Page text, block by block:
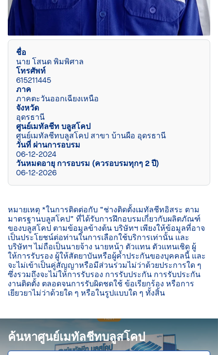
ชื่อ
นาย โสนด พิมพิศาล
โทรศัพท์
615211445
ภาค
ภาคตะวันออกเฉียงเหนือ
จังหวัด
อุดรธานี
ศูนย์เมทัลชีท บลูสโคป
ศูนย์เมทัลชีทบลูสโคป สาขา บ้านผือ อุดรธานี
วันที่ ผ่านการอบรม
06-12-2024
วันหมดอายุ การอบรม (ควรอบรมทุกๆ 2 ปี)
06-12-2026
หมายเหตุ *ในการติดต่อกับ “ช่างติดตั้งเมทัลชีทอิสระ ตาม
มาตรฐานบลูสโคป” ที่ได้รับการฝึกอบรมเกี่ยวกับผลิตภัณฑ์
ของบลูสโคป ตามข้อมูลข้างต้น บริษัทฯ เพียงให้ข้อมูลที่อาจ
เป็นประโยชน์ต่อท่านในการเลือกใช้บริการเท่านั้น และ
บริษัทฯ ไม่ถือเป็นนายจ้าง นายหน้า ตัวแทน ตัวแทนเชิด ผู้
ให้การรับรอง ผู้ให้สัตยาบันหรือผู้ค้ำประกันของบุคคลนี้ และ
จะไม่เข้าเป็นคู่สัญญาหรือมีส่วนร่วมไม่ว่าด้วยประการใด ๆ
ซึ่งรวมถึงจะไม่ให้การรับรอง การรับประกัน การรับประกัน
งานติดตั้ง ตลอดจนการรับผิดชดใช้ ข้อเรียกร้อง หรือการ
เยียวยาไม่ว่าด้วยใด ๆ หรือในรูปแบบใด ๆ ทั้งสิ้น
ค้นหาศูนย์เมทัลชีทบลูสโคป